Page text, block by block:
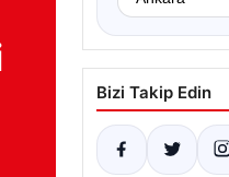
Bizi Takip Edin